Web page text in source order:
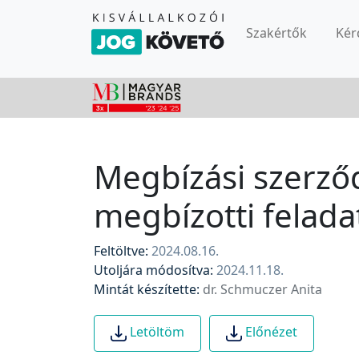
Szakértők
Megbízási
megbízotti
Feltöltve: 2024.08.16.
Utoljára módosítva: 2024.11.18.
Mintát készítette: dr. Schmuczer Anita
Letöltöm Előnézet